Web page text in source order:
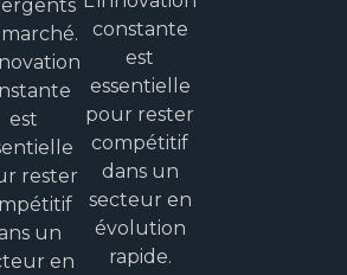
est
rester
un
en
constante
est
essentielle
pour rester
compétitif
dans un
secteur en
évolution
rapide.